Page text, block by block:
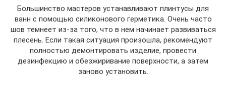
Большинство мастеров устанавливают плинтусы для
ванн с помощью силиконового герметика. Очень часто
шов темнеет из-за того, что в нем начинает развиваться
плесень. Если такая ситуация произошла, рекомендуют
полностью демонтировать изделие, провести
дезинфекцию и обезжиривание поверхности, а затем
заново установить.